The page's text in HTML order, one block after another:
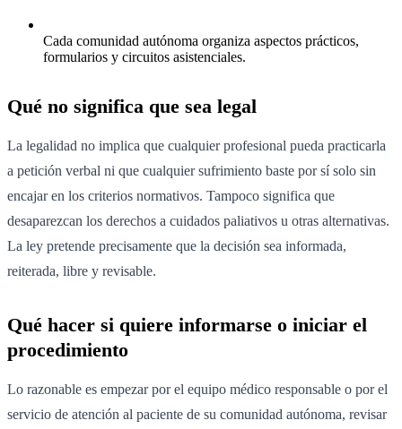
Cada comunidad autónoma organiza aspectos prácticos,
formularios y circuitos asistenciales.
Qué no significa que sea legal
La legalidad no implica que cualquier profesional pueda practicarla
a petición verbal ni que cualquier sufrimiento baste por sí solo sin
encajar en los criterios normativos. Tampoco significa que
desaparezcan los derechos a cuidados paliativos u otras alternativas.
La ley pretende precisamente que la decisión sea informada,
reiterada, libre y revisable.
Qué hacer si quiere informarse o iniciar el
procedimiento
Lo razonable es empezar por el equipo médico responsable o por el
servicio de atención al paciente de su comunidad autónoma, revisar